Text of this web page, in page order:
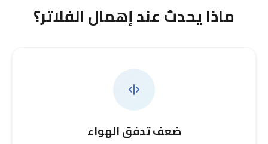
ماذا يحدث عند إهمال الفلاتر؟
ضعف تدفق الهواء